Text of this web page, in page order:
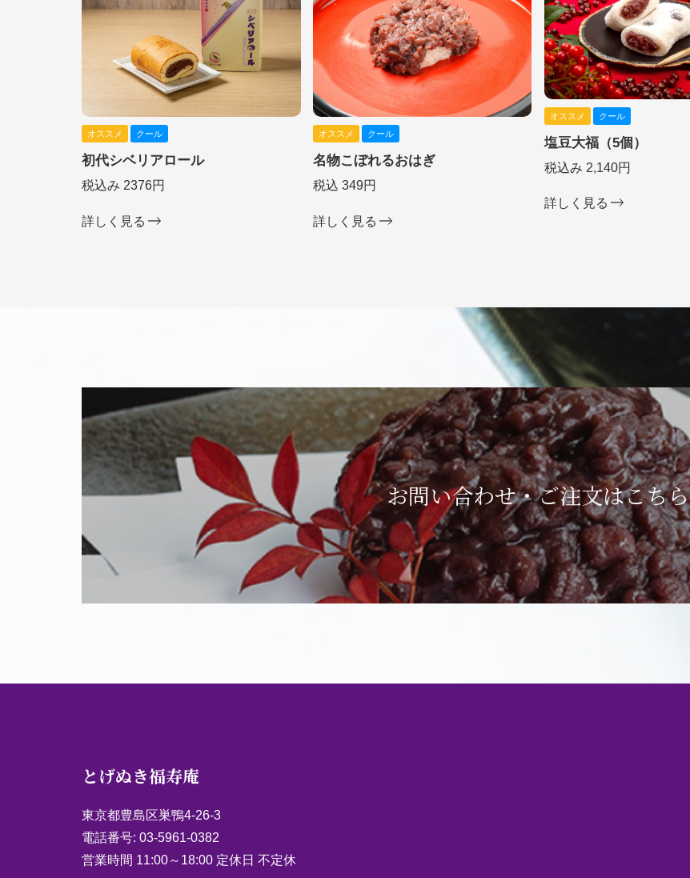
オススメ クール
初代シベリアロール
税込み 2376円
詳しく見る
オススメ クール
名物こぼれるおはぎ
税込 349円
詳しく見る
オススメ クール
塩豆大福（5個）
税込み 2,140円
詳しく見る
お問い合わせ・ご注文はこちら
とげぬき福寿庵
東京都豊島区巣鴨4-26-3
電話番号: 03-5961-0382
営業時間 11:00～18:00 定休日 不定休